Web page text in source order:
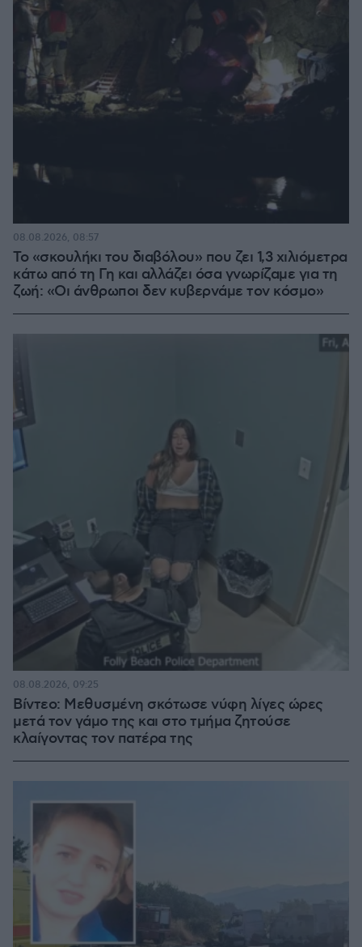
Το «σκουλήκι του διαβόλου» που ζει 1,3 χιλιόμετρα
κάτω από τη Γη και αλλάζει όσα γνωρίζαμε για τη
ζωή: «Οι άνθρωποι δεν κυβερνάμε τον κόσμο»
08.08.2026, 08:57
Βίντεο: Μεθυσμένη σκότωσε νύφη λίγες ώρες
μετά τον γάμο της και στο τμήμα ζητούσε
κλαίγοντας τον πατέρα της
08.08.2026, 09:25